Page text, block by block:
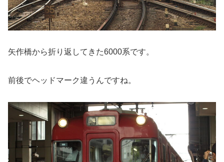
矢作橋から折り返してきた6000系です。
前後でヘッドマーク違うんですね。